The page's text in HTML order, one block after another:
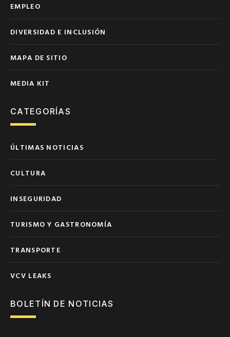
EMPLEO
DIVERSIDAD E INCLUSIÓN
MAPA DE SITIO
MEDIA KIT
CATEGORÍAS
ÚLTIMAS NOTICIAS
CULTURA
INSEGURIDAD
TURISMO Y GASTRONOMÍA
TRANSPORTE
VCV LEAKS
BOLETÍN DE NOTICIAS